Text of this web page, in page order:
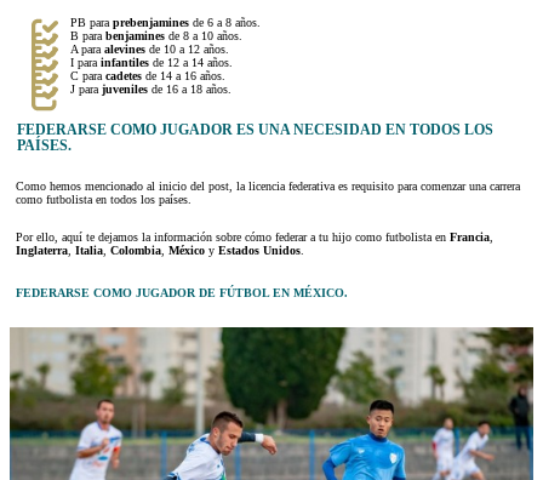
PB para prebenjamines de 6 a 8 años.
B para benjamines de 8 a 10 años.
A para alevines de 10 a 12 años.
I para infantiles de 12 a 14 años.
C para cadetes de 14 a 16 años.
J para juveniles de 16 a 18 años.
FEDERARSE COMO JUGADOR ES UNA NECESIDAD EN TODOS LOS
PAÍSES.
Como hemos mencionado al inicio del post, la licencia federativa es requisito para comenzar una carrera
como futbolista en todos los países.
Por ello, aquí te dejamos la información sobre cómo federar a tu hijo como futbolista en Francia,
Inglaterra, Italia, Colombia, México y Estados Unidos.
FEDERARSE COMO JUGADOR DE FÚTBOL EN MÉXICO.